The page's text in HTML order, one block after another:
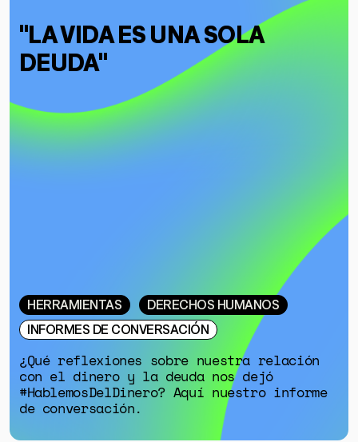
"LA VIDA ES UNA SOLA
DEUDA"
HERRAMIENTAS
DERECHOS HUMANOS
INFORMES DE CONVERSACIÓN
¿Qué reflexiones sobre nuestra relación
con el dinero y la deuda nos dejó
#HablemosDelDinero? Aquí nuestro informe
de conversación.